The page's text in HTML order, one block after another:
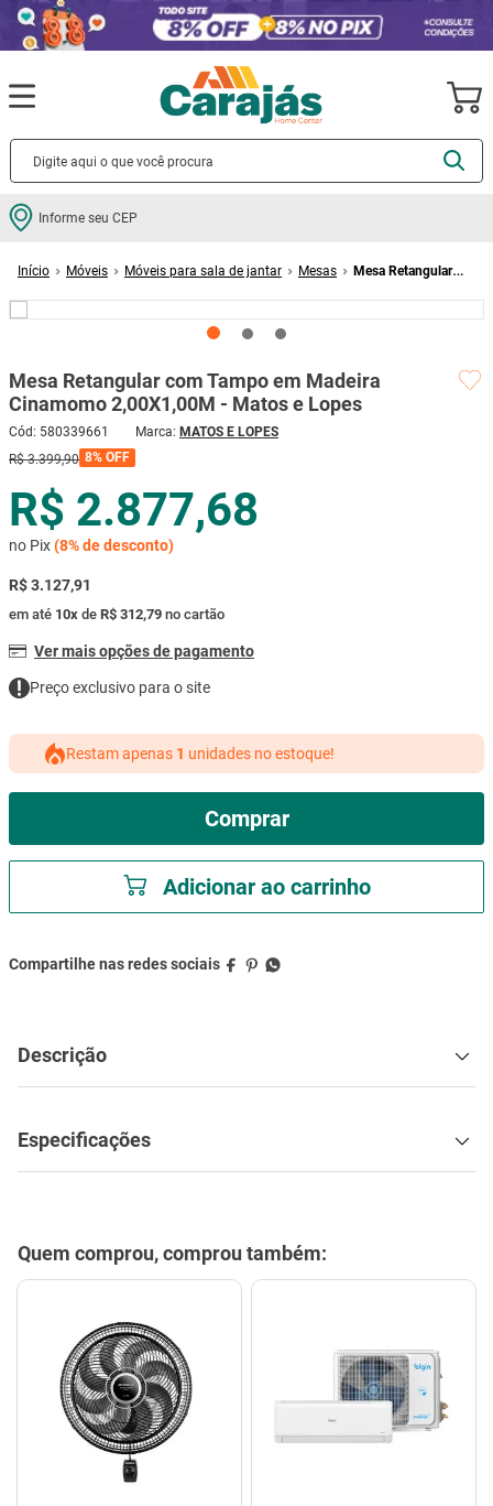
Informe seu CEP
Móveis Móveis para sala de jantar Mesas
Mesa Retangular
Mesa Retangular com Tampo em Madeira
Cinamomo 2,00X1,00M - Matos e Lopes
Cód: 580339661
MATOS E LOPES
R$ 3.399,90 8% OFF
R$ 2.877,68
no Pix(8%de desconto)
R$ 3.127,91
em até 10x de R$ 312,79 no cartão
Ver mais opções de pagamento
Preço exclusivo para o site
Restam apenas 1 unidades no estoque!
Comprar
Adicionar ao carrinho
Descrição
Especificações
Quem comprou, comprou também:
Termos mais buscados
2º porcelanato
5º porta
vaso sanitário
7º tinta
9 º mesa
10º ar condicionado